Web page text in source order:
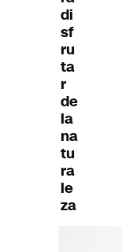
di
sf
ru
ta
r
de
la
na
tu
ra
le
za